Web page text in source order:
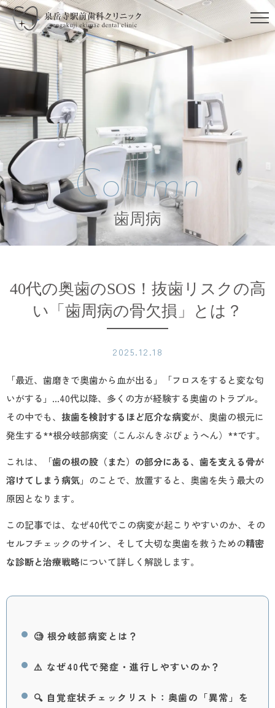
Column
歯周病
40代の奥歯のSOS！抜歯リスクの高
い「歯周病の骨欠損」とは？
2025.12.18
「最近、歯磨きで奥歯から血が出る」「フロスをすると変な匂
いがする」…40代以降、多くの方が経験する奥歯のトラブル。
その中でも、 抜歯を検討するほど厄介な病変が、奥歯の根元に
発生する**根分岐部病変（こんぶんきぶびょうへん）**です。
これは、「歯の根の股（また）の部分にある、歯を支える骨が
溶けてしまう病気」のことで、放置すると、奥歯を失う最大の
原因となります。
この記事では、なぜ40代でこの病変が起こりやすいのか、その
セルフチェックのサイン、そして大切な奥歯を救うための精密
な診断と治療戦略について詳しく解説します。
🧐 根分岐部病変とは？
⚠️ なぜ40代で発症・進行しやすいのか？
🔍 自覚症状チェックリスト：奥歯の「異常」を